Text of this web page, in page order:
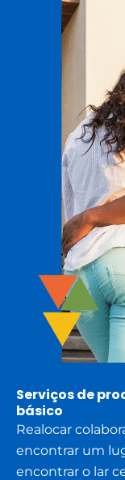
Serviços de
básico
Realocar
encontrar um
encontrar o lar